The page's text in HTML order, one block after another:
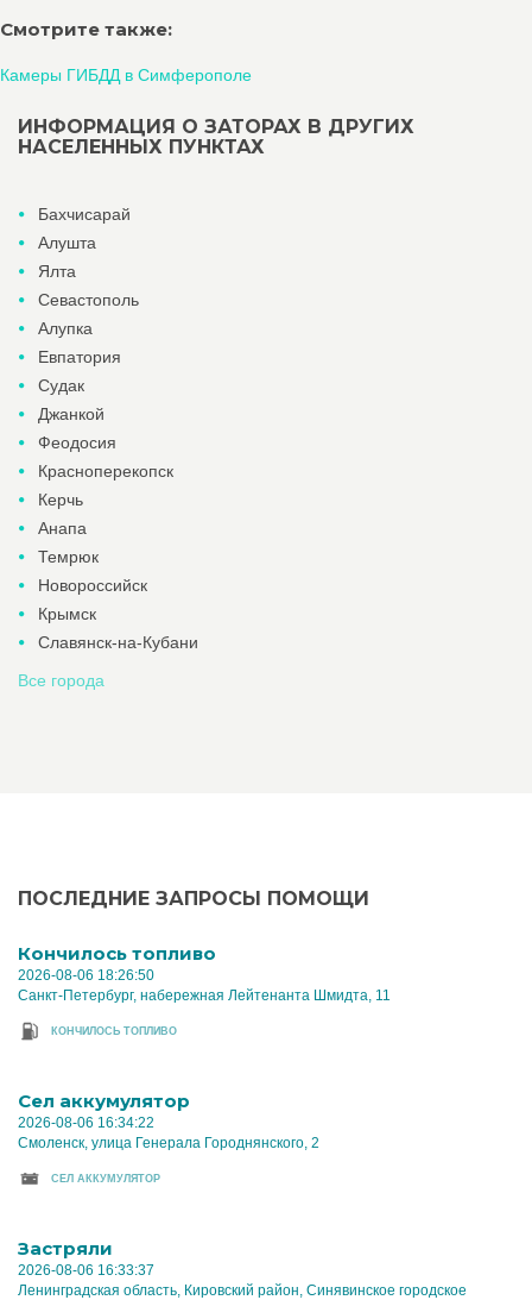
Смотрите также:
Камеры ГИБДД в Симферополе
ИНФОРМАЦИЯ О ЗАТОРАХ В ДРУГИХ
НАСЕЛЕННЫХ ПУНКТАХ
Бахчисарай
Алушта
Ялта
Севастополь
Алупка
Евпатория
Судак
Джанкой
Феодосия
Красноперекопск
Керчь
Анапа
Темрюк
Новороссийск
Крымск
Славянск-на-Кубани
Все города
ПОСЛЕДНИЕ ЗАПРОСЫ ПОМОЩИ
Кончилось топливо
2026-08-06 18:26:50
Санкт-Петербург, набережная Лейтенанта Шмидта, 11
КОНЧИЛОСЬ ТОПЛИВО
Cел аккумулятор
2026-08-06 16:34:22
Смоленск, улица Генерала Городнянского, 2
CЕЛ АККУМУЛЯТОР
Застряли
2026-08-06 16:33:37
Ленинградская область, Кировский район, Синявинское городское